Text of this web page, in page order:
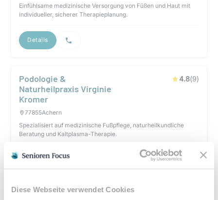
Diese Webseite verwendet Cookies
Einfühlsame medizinische Versorgung von Füßen und Haut mit
individueller, sicherer Therapieplanung.
Details
Podologie &
Naturheilpraxis Virginie
Kromer
4.8(9)
77855Achern
Spezialisiert auf medizinische Fußpflege, naturheilkundliche
Beratung und Kaltplasma-Therapie.
Details